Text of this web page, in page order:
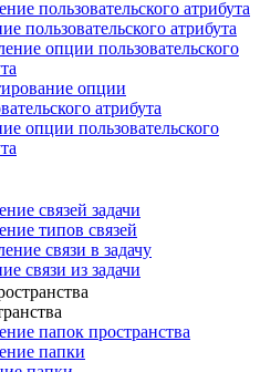
пользовательского атрибута
пользовательского атрибута
опции пользовательского
опции
атрибута
опции пользовательского
связей задачи
типов связей
связи в задачу
связи из задачи
папок пространства
папки